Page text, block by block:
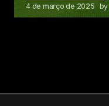
4 de março de 2025 by